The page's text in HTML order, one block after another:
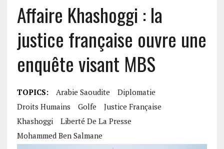
Affaire Khashoggi : la
justice française ouvre une
enquête visant MBS
TOPICS: Arabie Saoudite
Diplomatie
Droits Humains
Golfe
Justice Française
Khashoggi
Liberté De La Presse
Mohammed Ben Salmane